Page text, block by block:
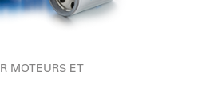
MOTEURS ET